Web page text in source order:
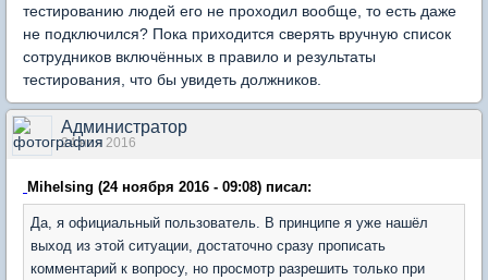
тестированию людей его не проходил вообще, то есть даже
не подключился? Пока приходится сверять вручную список
сотрудников включённых в правило и результаты
тестирования, что бы увидеть должников.
Администратор
24 ноя 2016
Mihelsing (24 ноября 2016 - 09:08) писал:
Да, я официальный пользователь. В принципе я уже нашёл
выход из этой ситуации, достаточно сразу прописать
комментарий к вопросу, но просмотр разрешить только при